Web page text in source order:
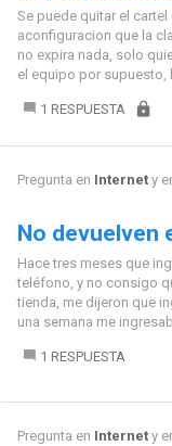
Se puede quitar el
aconfiguracion que la
no expira nada, solo
el equipo por supuesto,
1 RESPUESTA
Pregunta en Internety
No
Hace tres meses que
teléfono, y no consigo
tienda, me dijeron que
una semana me
1 RESPUESTA
Pregunta en Internety